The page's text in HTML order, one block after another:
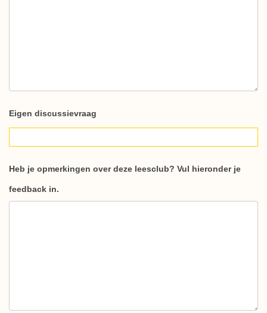
Eigen discussievraag
Heb je opmerkingen over deze leesclub? Vul hieronder je
feedback in.